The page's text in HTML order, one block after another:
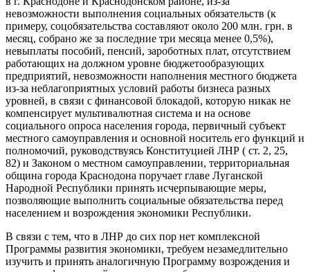
невозможности выполнения социальных обязательств (к
примеру, соцобязательства составляют около 200 млн. грн. в
месяц, собрано же за последние три месяца менее 0,5%),
невыплаты пособий, пенсий, зароботных плат, отсутствием
работающих на должном уровне бюджетообразующих
предприятий, невозможности наполнения местного бюджета
из-за неблагоприятных условий работы бизнеса разных
уровней, в связи с финансовой блокадой, которую никак не
компенсирует мультивалютная система и на основе
социального опроса населения города, первичный субъект
местного самоуправления и основной носитель его функций и
полномочий, руководствуясь Конституцией ЛНР ( ст. 2, 25,
82) и Законом о местном самоуправлении, территориальная
община города Краснодона поручает главе Луганской
Народной Республики принять исчерпывающие меры,
позволяющие выполнить социальные обязательства перед
населением и возрождения экономики Республики.
В связи с тем, что в ЛНР до сих пор нет комплексной
Программы развития экономики, требуем незамедлительно
изучить и принять аналогичную Программу возрождения и